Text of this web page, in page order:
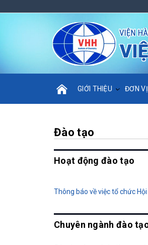
GIỚI THIỆU ĐƠN
Đào tạo
Hoạt động đào tạo
Thông báo về việc tổ chức
Chuyên ngành đào